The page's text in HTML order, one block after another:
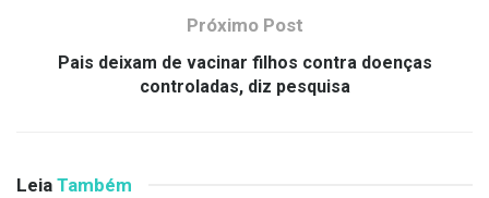
Próximo Post
Pais deixam de vacinar filhos contra doenças
controladas, diz pesquisa
Leia Também